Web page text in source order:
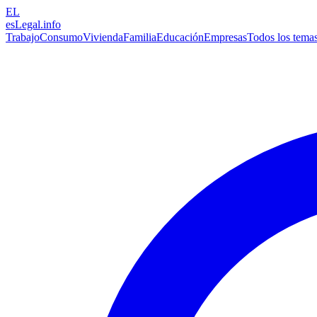
EL
esLegal.info
TrabajoConsumoViviendaFamiliaEducaciónEmpresasTodos los